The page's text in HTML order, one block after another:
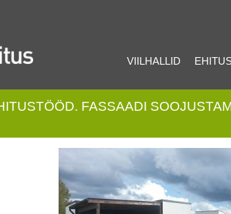
VIILHALLID
FASSAADI